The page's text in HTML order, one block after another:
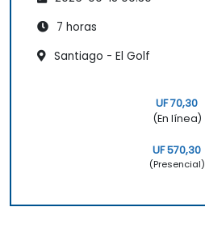
7 horas
Santiago - El Golf
UF 70,30
(En línea)
UF 570,30
(Presencial)